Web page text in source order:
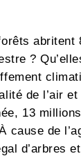
abritent
?
de l’air et
13
cause de
d’arbres